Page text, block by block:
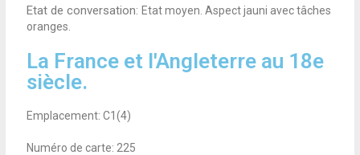
Etat de conversation: Etat moyen. Aspect jauni avec tâches
oranges.
La France et l'Angleterre au 18e
siècle.
Emplacement: C1(4)
Numéro de carte: 225